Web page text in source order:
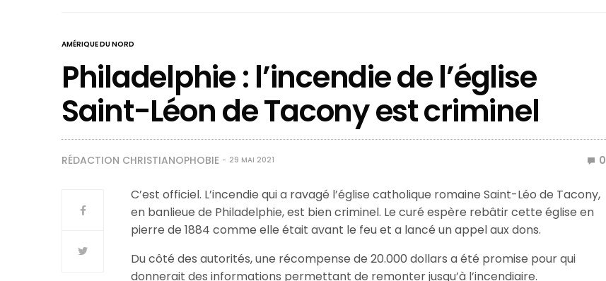
AMÉRIQUE DU NORD
Philadelphie : l’incendie de l’église
Saint-Léon de Tacony est criminel
RÉDACTION CHRISTIANOPHOBIE 29 MAI 2021 0
C’est officiel. L’incendie qui a ravagé l’église catholique romaine Saint-Léo de Tacony,
en banlieue de Philadelphie, est bien criminel. Le curé espère rebâtir cette église en
pierre de 1884 comme elle était avant le feu et a lancé un appel aux dons.
Du côté des autorités, une récompense de 20.000 dollars a été promise pour qui
donnerait des informations permettant de remonter jusqu’à l’incendiaire.